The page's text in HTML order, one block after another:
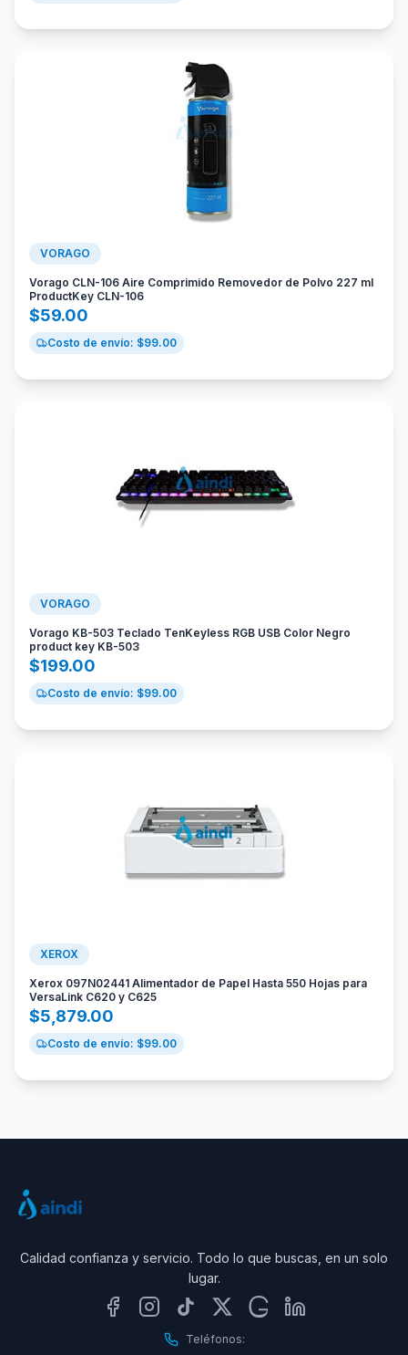
VORAGO
Vorago CLN-106 Aire Comprimido Removedor de Polvo 227 ml
ProductKey CLN-106
$59.00
Costo de envío: $99.00
VORAGO
Vorago KB-503 Teclado TenKeyless RGB USB Color Negro
product key KB-503
$199.00
Costo de envío: $99.00
XEROX
Xerox 097N02441 Alimentador de Papel Hasta 550 Hojas para
VersaLink C620 y C625
$5,879.00
Costo de envío: $99.00
Calidad confianza y servicio. Todo lo que buscas, en un solo
lugar.
Teléfonos: